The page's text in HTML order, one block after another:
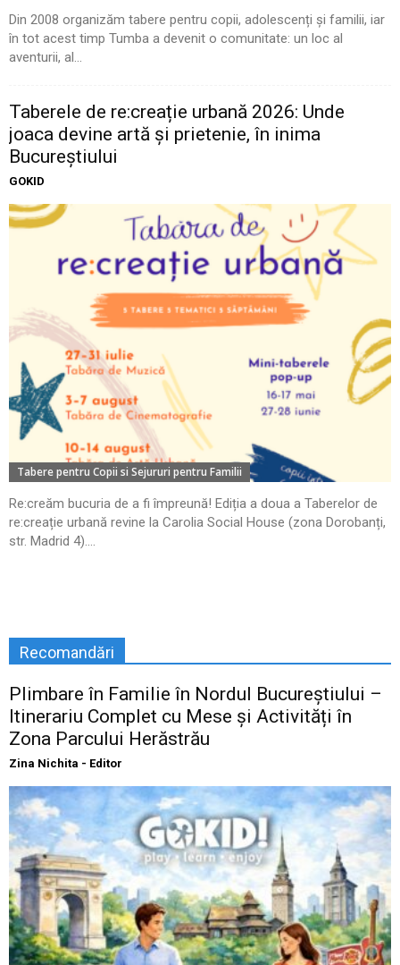
Din 2008 organizăm tabere pentru copii, adolescenți și familii, iar
în tot acest timp Tumba a devenit o comunitate: un loc al
aventurii, al...
Taberele de re:creație urbană 2026: Unde
joaca devine artă și prietenie, în inima
Bucureștiului
GOKID
Tabere pentru Copii si Sejururi pentru Familii
Re:creăm bucuria de a fi împreună! Ediția a doua a Taberelor de
re:creație urbană revine la Carolia Social House (zona Dorobanți,
str. Madrid 4)....
Recomandări
Plimbare în Familie în Nordul Bucureștiului –
Itinerariu Complet cu Mese și Activități în
Zona Parcului Herăstrău
Zina Nichita - Editor